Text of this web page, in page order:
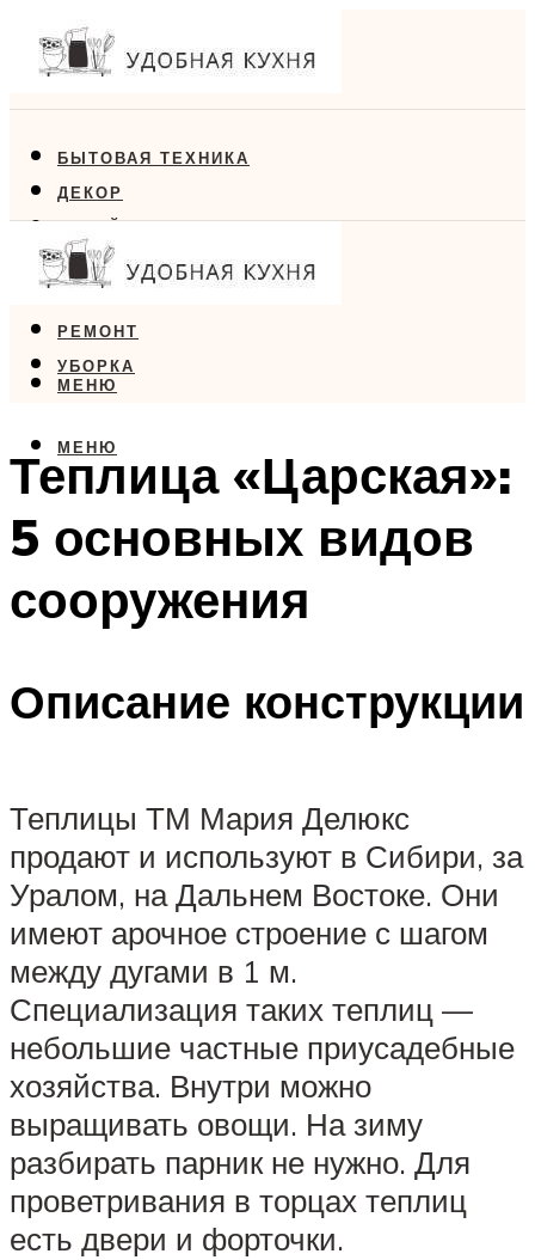
БЫТОВАЯ ТЕХНИКА
ДЕКОР
ДИЗАЙН
ЕДА
РЕМОНТ
УБОРКА
МЕНЮ
МЕНЮ
Теплица «Царская»:
5 основных видов
сооружения
Описание конструкции
Теплицы ТМ Мария Делюкс
продают и используют в Сибири, за
Уралом, на Дальнем Востоке. Они
имеют арочное строение с шагом
между дугами в 1 м.
Специализация таких теплиц —
небольшие частные приусадебные
хозяйства. Внутри можно
выращивать овощи. На зиму
разбирать парник не нужно. Для
проветривания в торцах теплиц
есть двери и форточки.